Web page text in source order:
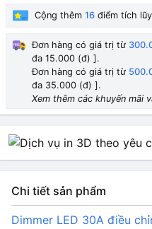
Cộng thêm 16 điểm tích lũy
Đơn hàng có giá trị từ
đa 15.000 (đ) ].
Đơn hàng có giá trị từ
đa 35.000 (đ) ].
Xem thêm các khuyến mãi
Chi tiết sản phẩm
Dimmer LED 30A điều